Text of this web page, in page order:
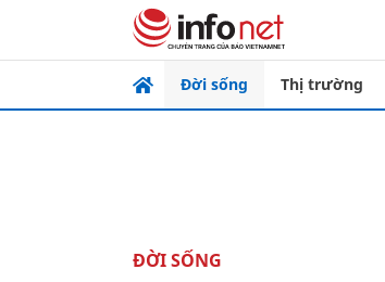
Đời sống Thị trường
ĐỜI SỐNG